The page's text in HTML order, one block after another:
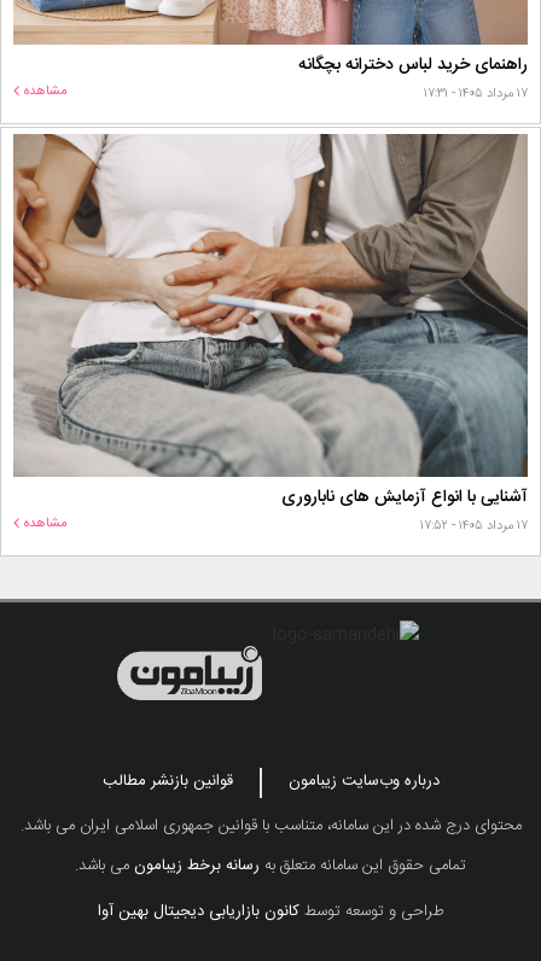
راهنمای خرید لباس دخترانه بچگانه
۱۷ مرداد ۱۴۰۵ - ۱۷:۳۱ مشاهده
آشنایی با انواع آزمایش های ناباروری
۱۷ مرداد ۱۴۰۵ - ۱۷:۵۲ مشاهده
درباره وب‌سایت زیبامون
قوانین بازنشر مطالب
محتوای درج شده در این سامانه، متناسب با قوانین جمهوری اسلامی ایران می باشد.
تمامی حقوق این سامانه متعلق به رسانه برخط زیبامونمی باشد.
طراحی و توسعه توسطکانون بازاریابی دیجیتال بهین آوا